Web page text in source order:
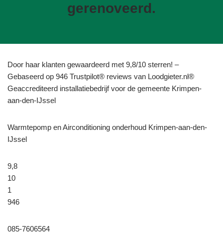
gerenoveerd.
Door haar klanten gewaardeerd met 9,8/10 sterren! –
Gebaseerd op 946 Trustpilot® reviews van Loodgieter.nl®
Geaccrediteerd installatiebedrijf voor de gemeente Krimpen-
aan-den-IJssel
Warmtepomp en Airconditioning onderhoud Krimpen-aan-den-
IJssel
9,8
10
1
946
085-7606564